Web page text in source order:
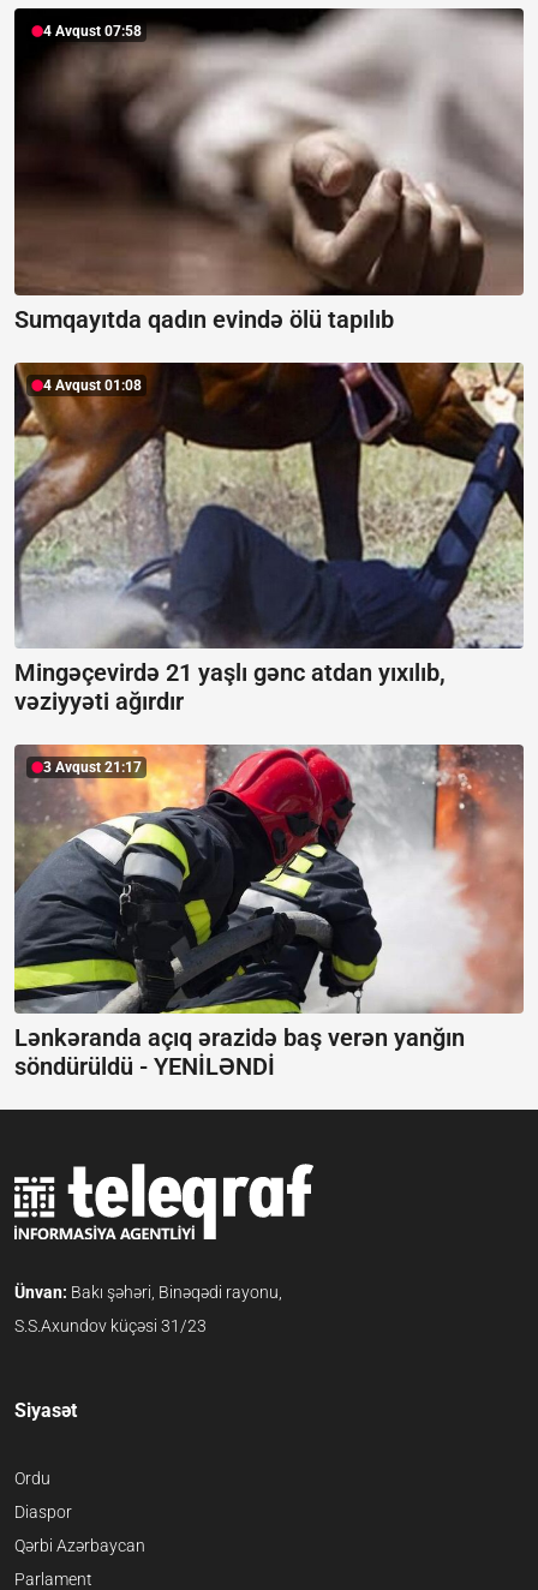
4 Avqust 07:58
Sumqayıtda qadın evində ölü tapılıb
4 Avqust 01:08
Mingəçevirdə 21 yaşlı gənc atdan yıxılıb,
vəziyyəti ağırdır
3 Avqust 21:17
Lənkəranda açıq ərazidə baş verən yanğın
söndürüldü - YENİLƏNDİ
Ünvan: Bakı şəhəri, Binəqədi rayonu,
S.S.Axundov küçəsi 31/23
Siyasət
Ordu
Diaspor
Qərbi Azərbaycan
Parlament